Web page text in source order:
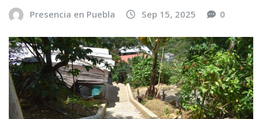
Presencia en Puebla Sep 15, 2025 0